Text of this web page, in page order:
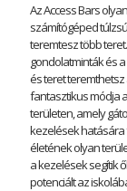
Az Access Bars
számítógéped
teremtesz több
gondolatminták és
és teret teremthetsz
fantasztikus módja
területen, amely
kezelések
életének olyan
a kezelések segítik
potenciált az